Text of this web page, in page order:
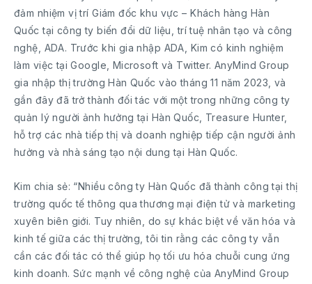
đảm nhiệm vị trí Giám đốc khu vực – Khách hàng Hàn
Quốc tại công ty biến đổi dữ liệu, trí tuệ nhân tạo và công
nghệ, ADA. Trước khi gia nhập ADA, Kim có kinh nghiệm
làm việc tại Google, Microsoft và Twitter. AnyMind Group
gia nhập thị trường Hàn Quốc vào tháng 11 năm 2023, và
gần đây đã trở thành đối tác với một trong những công ty
quản lý người ảnh hưởng tại Hàn Quốc, Treasure Hunter,
hỗ trợ các nhà tiếp thị và doanh nghiệp tiếp cận người ảnh
hưởng và nhà sáng tạo nội dung tại Hàn Quốc.
Kim chia sẻ: “Nhiều công ty Hàn Quốc đã thành công tại thị
trường quốc tế thông qua thương mại điện tử và marketing
xuyên biên giới. Tuy nhiên, do sự khác biệt về văn hóa và
kinh tế giữa các thị trường, tôi tin rằng các công ty vẫn
cần các đối tác có thể giúp họ tối ưu hóa chuỗi cung ứng
kinh doanh. Sức mạnh về công nghệ của AnyMind Group